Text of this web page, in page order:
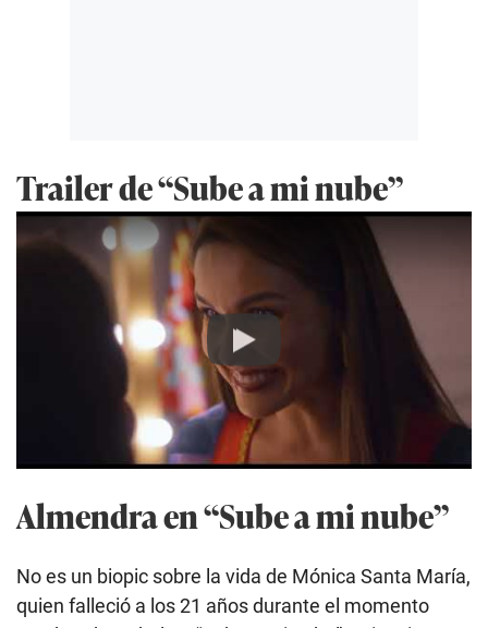
Trailer de “Sube a mi nube”
Play
Almendra en “Sube a mi nube”
No es un biopic sobre la vida de Mónica Santa María,
quien falleció a los 21 años durante el momento